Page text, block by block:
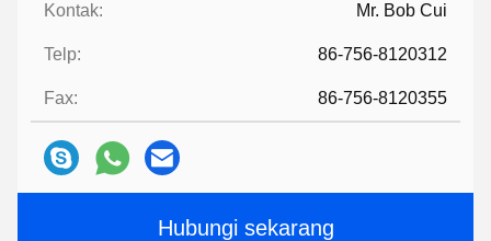
Kontak: Mr. Bob Cui
Telp: 86-756-8120312
Fax: 86-756-8120355
Hubungi sekarang